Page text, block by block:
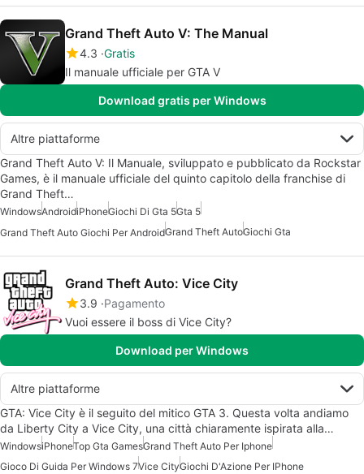
Grand Theft Auto V: The Manual
4.3 Gratis
Il manuale ufficiale per GTA V
Download gratis per Windows
Altre piattaforme
Grand Theft Auto V: Il Manuale, sviluppato e pubblicato da Rockstar
Games, è il manuale ufficiale del quinto capitolo della franchise di
Grand Theft…
WindowsAndroidiPhoneGiochi Di Gta 5Gta 5
Grand Theft Auto Giochi Per AndroidGrand Theft AutoGiochi Gta
Grand Theft Auto: Vice City
3.9 Pagamento
Vuoi essere il boss di Vice City?
Download per Windows
Altre piattaforme
GTA: Vice City è il seguito del mitico GTA 3. Questa volta andiamo
da Liberty City a Vice City, una città chiaramente ispirata alla…
WindowsiPhoneTop Gta GamesGrand Theft Auto Per Iphone
Gioco Di Guida Per Windows 7Vice CityGiochi D'Azione Per IPhone